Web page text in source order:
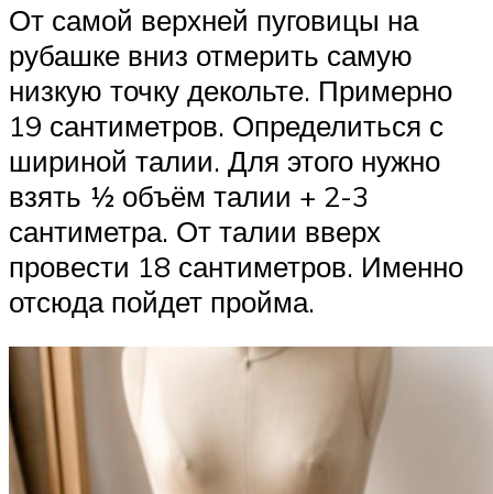
От самой верхней пуговицы на
рубашке вниз отмерить самую
низкую точку декольте. Примерно
19 сантиметров. Определиться с
шириной талии. Для этого нужно
взять 1⁄2 объём талии + 2-3
сантиметра. От талии вверх
провести 18 сантиметров. Именно
отсюда пойдет пройма.